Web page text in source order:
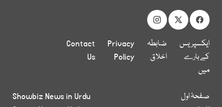
ایکسپریس
کے بارے
میں
ضابطہ
اخلاق
Privacy
Policy
Contact
Us
صفحۂ اول
Showbiz News in Urdu